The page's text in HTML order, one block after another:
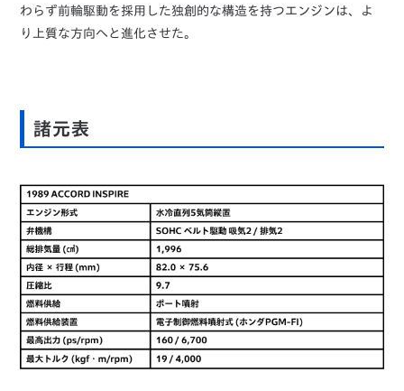
わらず前輪駆動を採用した独創的な構造を持つエンジンは、よ
り上質な方向へと進化させた。
諸元表